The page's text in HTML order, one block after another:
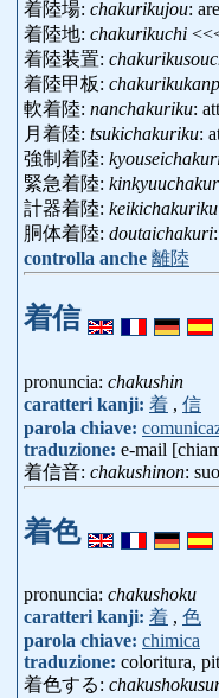
着陸場: chakurikujou:
着陸地: chakurikuchi
着陸装置:
着陸甲板:
軟着陸: nanchakuriku:
月着陸: tsukichakuriku:
強制着陸:
緊急着陸:
計器着陸: keikichakuriku
胴体着陸: doutaichakuri
controlla anche 離陸
着信
pronuncia: chakushin
caratteri kanji: 着 , 信
parola chiave:
traduzione: e-mail
着信音: chakushinon:
着色
pronuncia: chakushoku
caratteri kanji: 着 , 色
parola chiave: chimica
traduzione: coloritura,
着色する: